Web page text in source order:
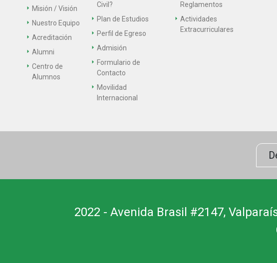
Misión / Visión
Nuestro Equipo
Acreditación
Alumni
Centro de
Alumnos
Civil?
Plan de Estudios
Perfil de Egreso
Admisión
Formulario de
Contacto
Movilidad
Internacional
Reglamentos
Actividades
Extracurriculares
2022 - Avenida Brasil #2147,